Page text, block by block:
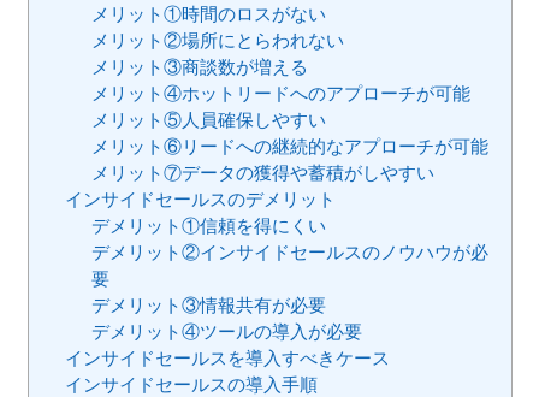
メリット①時間のロスがない
メリット②場所にとらわれない
メリット③商談数が増える
メリット④ホットリードへのアプローチが可能
メリット⑤人員確保しやすい
メリット⑥リードへの継続的なアプローチが可能
メリット⑦データの獲得や蓄積がしやすい
インサイドセールスのデメリット
デメリット①信頼を得にくい
デメリット②インサイドセールスのノウハウが必
要
デメリット③情報共有が必要
デメリット④ツールの導入が必要
インサイドセールスを導入すべきケース
インサイドセールスの導入手順